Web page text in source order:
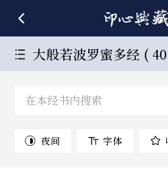
大般若波罗蜜多经 (
夜间 字体